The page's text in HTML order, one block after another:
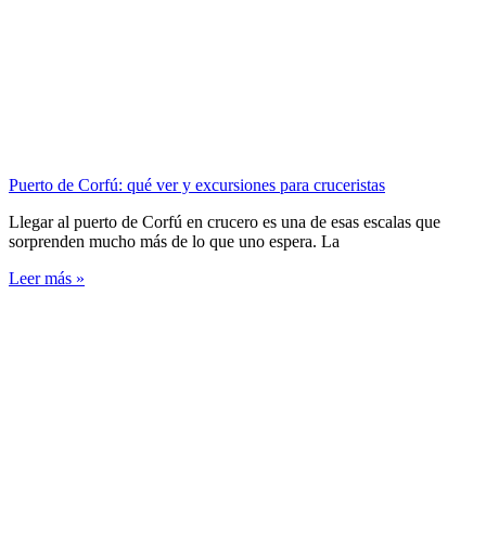
Puerto de Corfú: qué ver y excursiones para cruceristas
Llegar al puerto de Corfú en crucero es una de esas escalas que
sorprenden mucho más de lo que uno espera. La
Leer más »